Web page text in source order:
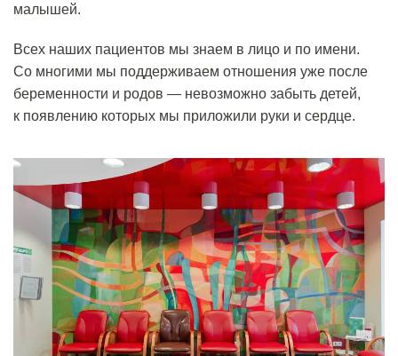
малышей.
Всех наших пациентов мы знаем в лицо и по имени.
Со многими мы поддерживаем отношения уже после
беременности и родов — невозможно забыть детей,
к появлению которых мы приложили руки и сердце.